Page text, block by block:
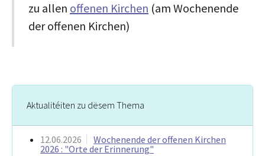
zu allen offenen Kirchen (am Wochenende
der offenen Kirchen)
Aktualitéiten zu dësem Thema
12.06.2026
Wochenende der offenen Kirchen
2026 : "Orte der Erinnerung"